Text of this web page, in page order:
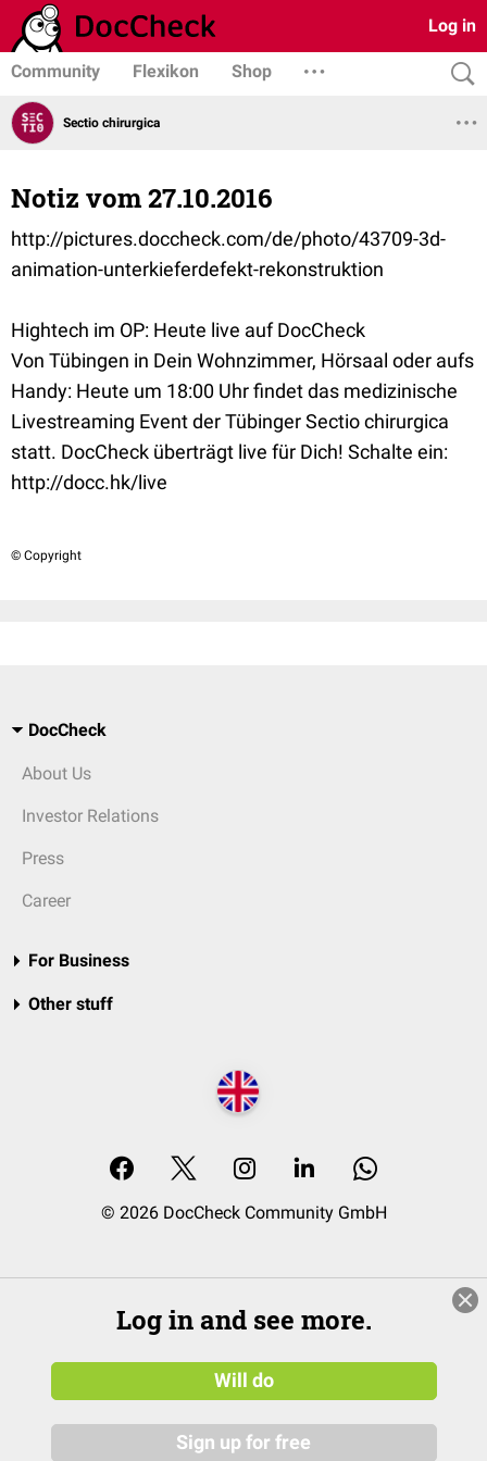
Log in
Community Flexikon Shop
Sectio chirurgica
Notiz vom 27.10.2016
http://pictures.doccheck.com/de/photo/43709-3d-
animation-unterkieferdefekt-rekonstruktion
Hightech im OP: Heute live auf DocCheck
Von Tübingen in Dein Wohnzimmer, Hörsaal oder aufs
Handy: Heute um 18:00 Uhr findet das medizinische
Livestreaming Event der Tübinger Sectio chirurgica
statt. DocCheck überträgt live für Dich! Schalte ein:
http://docc.hk/live
© Copyright
DocCheck
About Us
Investor Relations
Press
Career
For Business
Other stuff
© 2026 DocCheck Community GmbH
Log in and see more.
Will do
Sign up for free